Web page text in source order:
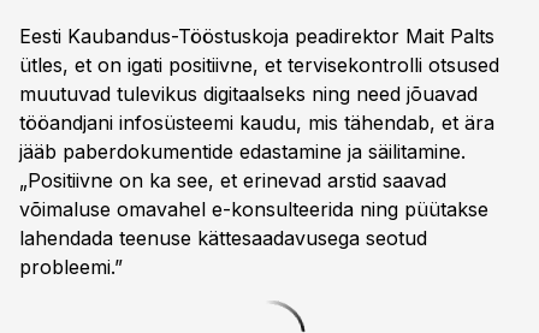
Eesti Kaubandus-Tööstuskoja peadirektor Mait Palts
ütles, et on igati positiivne, et tervisekontrolli otsused
muutuvad tulevikus digitaalseks ning need jõuavad
tööandjani infosüsteemi kaudu, mis tähendab, et ära
jääb paberdokumentide edastamine ja säilitamine.
„Positiivne on ka see, et erinevad arstid saavad
võimaluse omavahel e-konsulteerida ning püütakse
lahendada teenuse kättesaadavusega seotud
probleemi.”